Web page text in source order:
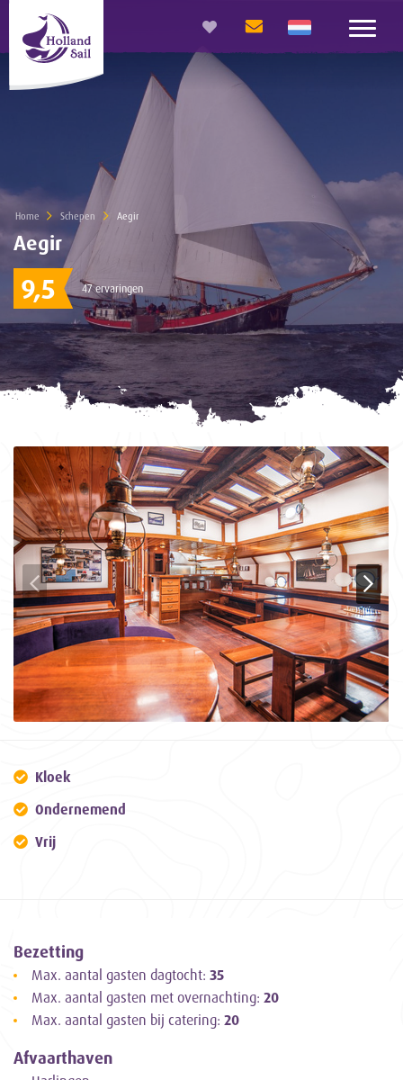
Home Schepen Current:
Aegir
Aegir
9,5 47 ervaringen
Kloek
Ondernemend
Vrij
Bezetting
Max. aantal gasten dagtocht: 35
Max. aantal gasten met overnachting: 20
Max. aantal gasten bij catering: 20
Afvaarthaven